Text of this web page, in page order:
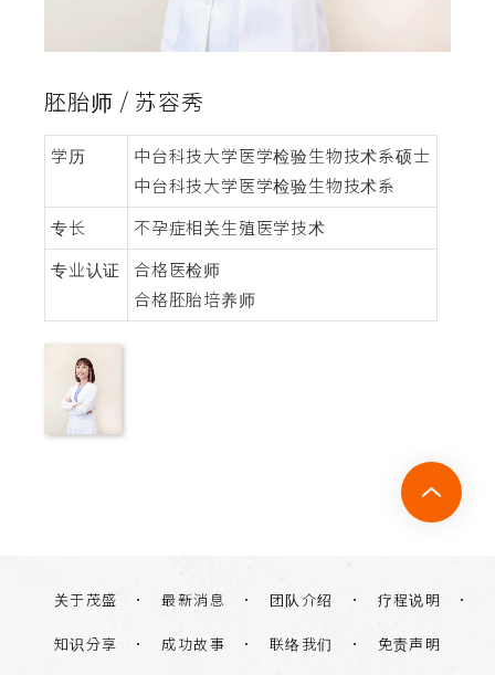
胚胎师 / 苏容秀
学历
中台科技大学医学检验生物技术系硕士
中台科技大学医学检验生物技术系
专长
不孕症相关生殖医学技术
专业认证
合格医检师
合格胚胎培养师
关于茂盛 最新消息 团队介绍 疗程说明
知识分享 成功故事 联络我们 免责声明